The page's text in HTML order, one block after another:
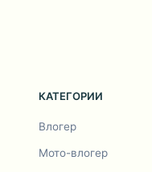
КАТЕГОРИИ
Влогер
Мото-влогер